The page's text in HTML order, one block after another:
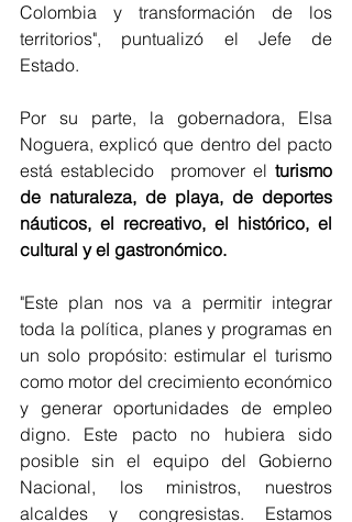
Colombia y transformación de los
territorios", puntualizó el Jefe de
Estado.
Por su parte, la gobernadora, Elsa
Noguera, explicó que dentro del pacto
está establecido  promover el turismo
de naturaleza, de playa, de deportes
náuticos, el recreativo, el histórico, el
cultural y el gastronómico.
"Este plan nos va a permitir integrar
toda la política, planes y programas en
un solo propósito: estimular el turismo
como motor del crecimiento económico
y generar oportunidades de empleo
digno. Este pacto no hubiera sido
posible sin el equipo del Gobierno
Nacional, los ministros, nuestros
alcaldes y congresistas. Estamos